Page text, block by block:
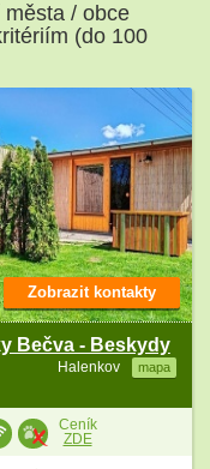
/ obce
(do 100
Bečva - Beskydy
Halenkov mapa
Zobrazit kontakty
Ceník
ZDE